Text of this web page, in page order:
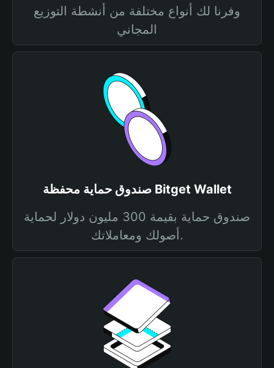
وفرنا لك أنواع مختلفة من أنشطة التوزيع
المجاني
صندوق حماية محفظة Bitget Wallet
صندوق حماية بقيمة 300 مليون دولار لحماية
أصولك ومعاملاتك.